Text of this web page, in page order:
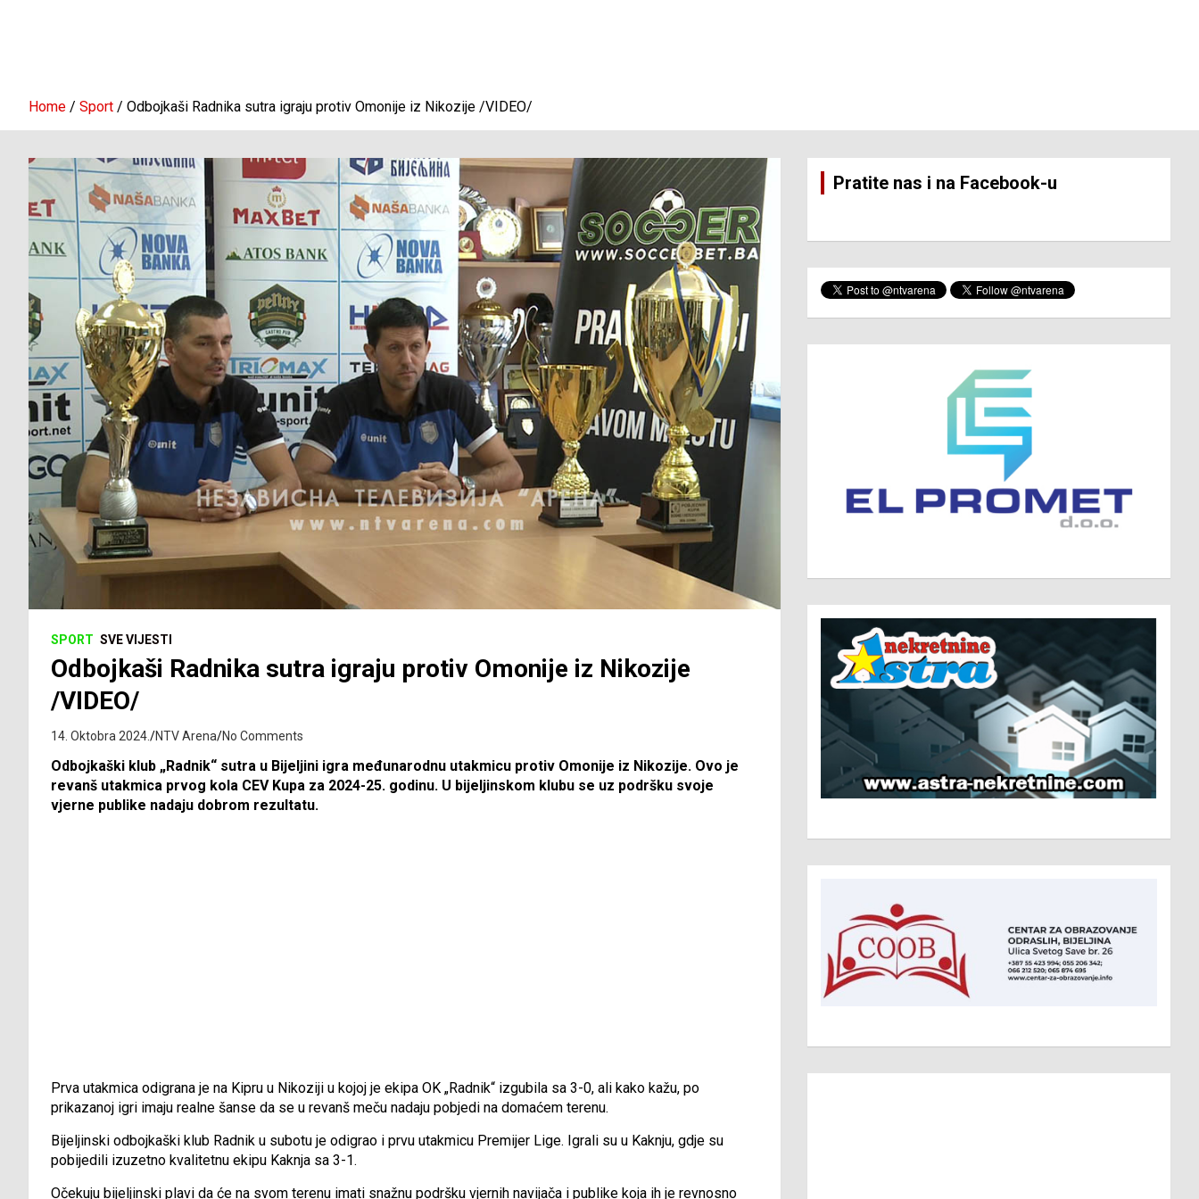
Home Sport Odbojkaši Radnika sutra igraju protiv Omonije iz Nikozije /VIDEO/
SPORT SVE VIJESTI
Odbojkaši Radnika sutra igraju protiv Omonije iz Nikozije
/VIDEO/
14. Oktobra 2024. NTV Arena No Comments
Odbojkaški klub „Radnik“ sutra u Bijeljini igra međunarodnu utakmicu protiv Omonije iz Nikozije. Ovo je
revanš utakmica prvog kola CEV Kupa za 2024-25. godinu. U bijeljinskom klubu se uz podršku svoje
vjerne publike nadaju dobrom rezultatu.
Prva utakmica odigrana je na Kipru u Nikoziji u kojoj je ekipa OK „Radnik“ izgubila sa 3-0, ali kako kažu, po
prikazanoj igri imaju realne šanse da se u revanš meču nadaju pobjedi na domaćem terenu.
Bijeljinski odbojkaški klub Radnik u subotu je odigrao i prvu utakmicu Premijer Lige. Igrali su u Kaknju, gdje su
pobijedili izuzetno kvalitetnu ekipu Kaknja sa 3-1.
Očekuju bijeljinski plavi da će na svom terenu imati snažnu podršku vjernih navijača i publike koja ih je revnosno
Pratite nas i na Facebook-u